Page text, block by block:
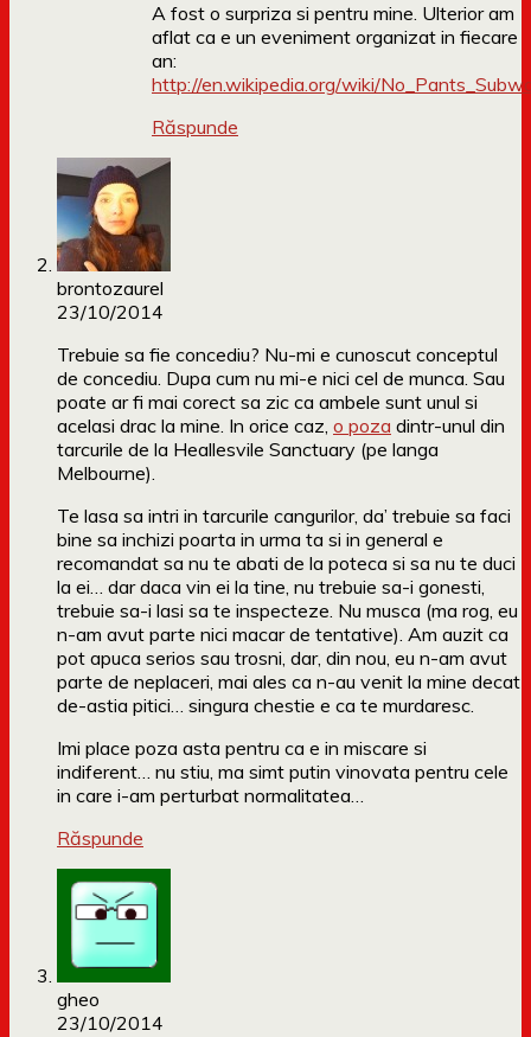
A fost o surpriza si pentru mine. Ulterior am
aflat ca e un eveniment organizat in fiecare
an:
http://en.wikipedia.org/wiki/
Răspunde
brontozaurel
23/10/2014
Trebuie sa fie concediu? Nu-mi e cunoscut conceptul
de concediu. Dupa cum nu mi-e nici cel de munca. Sau
poate ar fi mai corect sa zic ca ambele sunt unul si
acelasi drac la mine. In orice caz, o poza dintr-unul din
tarcurile de la Heallesvile Sanctuary (pe langa
Melbourne).
Te lasa sa intri in tarcurile cangurilor, da’ trebuie sa faci
bine sa inchizi poarta in urma ta si in general e
recomandat sa nu te abati de la poteca si sa nu te duci
la ei… dar daca vin ei la tine, nu trebuie sa-i gonesti,
trebuie sa-i lasi sa te inspecteze. Nu musca (ma rog, eu
n-am avut parte nici macar de tentative). Am auzit ca
pot apuca serios sau trosni, dar, din nou, eu n-am avut
parte de neplaceri, mai ales ca n-au venit la mine decat
de-astia pitici… singura chestie e ca te murdaresc.
Imi place poza asta pentru ca e in miscare si
indiferent… nu stiu, ma simt putin vinovata pentru cele
in care i-am perturbat normalitatea…
Răspunde
gheo
23/10/2014